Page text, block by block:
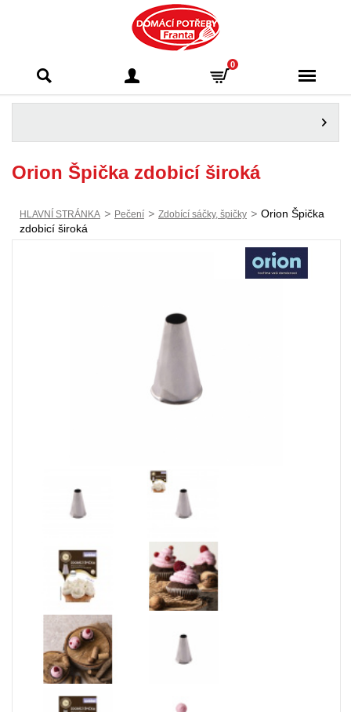
Franta - Příbram
0
Orion Špička zdobicí široká
HLAVNÍ STRÁNKA > Pečení > Zdobící sáčky, špičky > Orion Špička
zdobicí široká